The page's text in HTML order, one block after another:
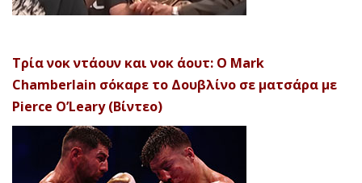
Τρία νοκ ντάουν και νοκ άουτ: Ο Mark
Chamberlain σόκαρε το Δουβλίνο σε ματσάρα με
Pierce O’Leary (Βίντεο)